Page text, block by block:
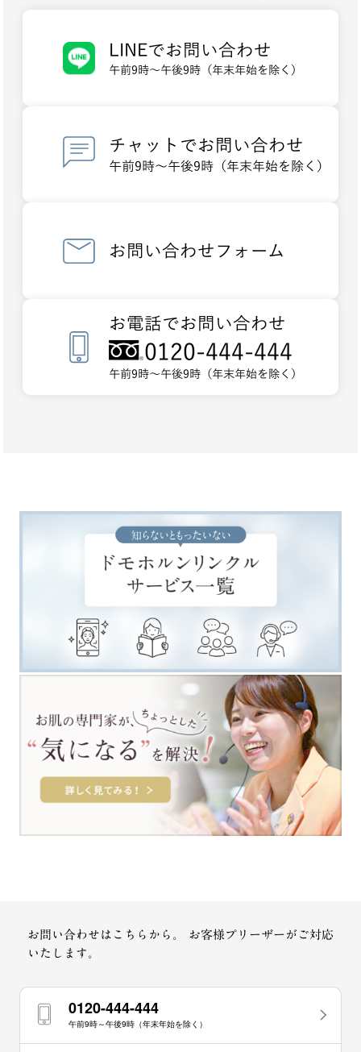
LINEでお問い合わせ
午前9時～午後9時（年末年始を除く）
チャットでお問い合わせ
午前9時～午後9時（年末年始を除く）
お問い合わせフォーム
お電話でお問い合わせ
0120-444-444
午前9時～午後9時（年末年始を除く）
お問い合わせはこちらから。
お客様プリーザーがご対応
いたします。
0120-444-444
午前9時～午後9時（年末年始を除く）